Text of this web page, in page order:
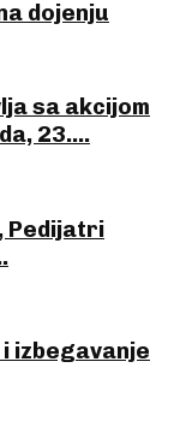
dojenju
sa akcijom
23....
Pedijatri
izbegavanje